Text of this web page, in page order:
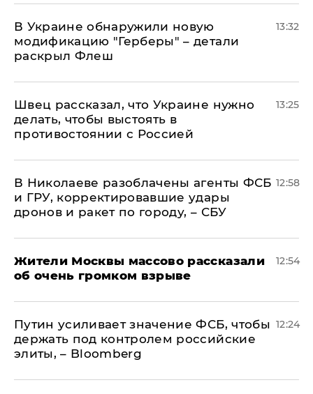
В Украине обнаружили новую
модификацию "Герберы" – детали
раскрыл Флеш
13:32
Швец рассказал, что Украине нужно
делать, чтобы выстоять в
противостоянии с Россией
13:25
В Николаеве разоблачены агенты ФСБ
и ГРУ, корректировавшие удары
дронов и ракет по городу, – СБУ
12:58
Жители Москвы массово рассказали
об очень громком взрыве
12:54
Путин усиливает значение ФСБ, чтобы
держать под контролем российские
элиты, – Bloomberg
12:24